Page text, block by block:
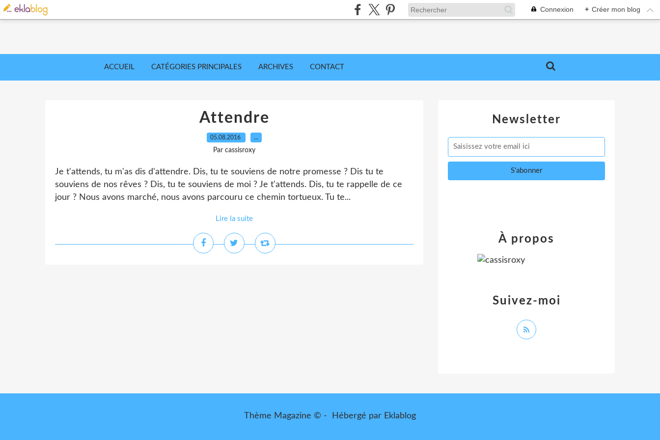
Connexion + Créer mon blog
ACCUEIL CATÉGORIES PRINCIPALES ARCHIVES CONTACT
Attendre
05.08.2016 …
Par cassisroxy
Je t'attends, tu m'as dis d'attendre. Dis, tu te souviens de notre promesse ? Dis tu te
souviens de nos rêves ? Dis, tu te souviens de moi ? Je t'attends. Dis, tu te rappelle de ce
jour ? Nous avons marché, nous avons parcouru ce chemin tortueux. Tu te...
Lire la suite
Newsletter
Suivez-moi
À propos
Thème Magazine © - Hébergé par Eklablog